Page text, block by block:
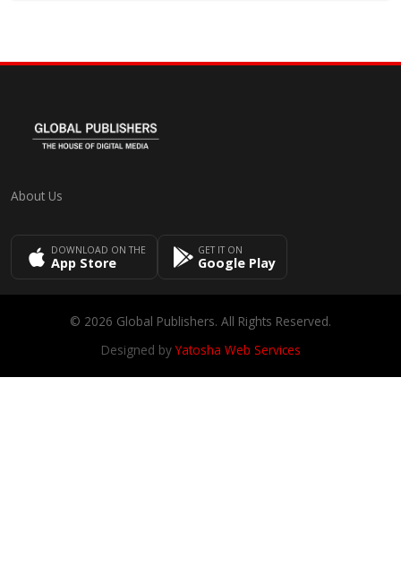
About Us
DOWNLOAD ON THE
App Store
GET IT ON
Google Play
© 2026 Global Publishers. All Rights Reserved.
Designed byYatosha Web Services